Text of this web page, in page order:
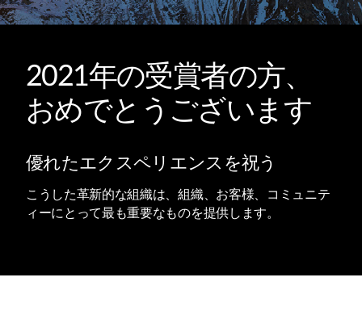
2021年の受賞者の方、
おめでとうございます
優れたエクスペリエンスを祝う
こうした革新的な組織は、組織、お客様、コミュニテ
ィーにとって最も重要なものを提供します。